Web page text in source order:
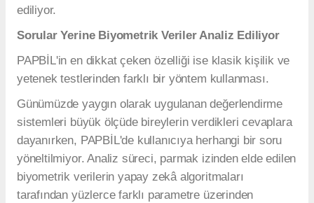
ediliyor.
Sorular Yerine Biyometrik Veriler Analiz Ediliyor
PAPBİL'in en dikkat çeken özelliği ise klasik kişilik ve
yetenek testlerinden farklı bir yöntem kullanması.
Günümüzde yaygın olarak uygulanan değerlendirme
sistemleri büyük ölçüde bireylerin verdikleri cevaplara
dayanırken, PAPBİL'de kullanıcıya herhangi bir soru
yöneltilmiyor. Analiz süreci, parmak izinden elde edilen
biyometrik verilerin yapay zekâ algoritmaları
tarafından yüzlerce farklı parametre üzerinden